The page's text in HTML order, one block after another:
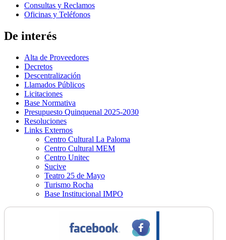
Consultas y Reclamos
Oficinas y Teléfonos
De interés
Alta de Proveedores
Decretos
Descentralización
Llamados Públicos
Licitaciones
Base Normativa
Presupuesto Quinquenal 2025-2030
Resoluciones
Links Externos
Centro Cultural La Paloma
Centro Cultural MEM
Centro Unitec
Sucive
Teatro 25 de Mayo
Turismo Rocha
Base Institucional IMPO